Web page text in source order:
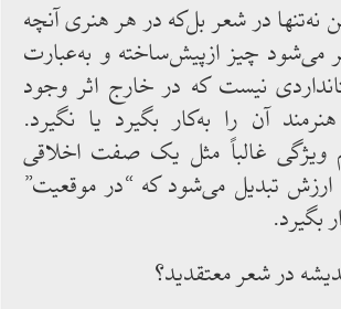
نه‌تنها در شعر بل‌که در هر هنری آنچه
می‌شود چیز از‌پیش‌ساخته و به‌عبارت‌
نیست که ‌در خارج اثر وجود
آن را به‌کار بگیرد یا نگیرد.
ویژگی غالباً مثل یک صفت اخلاقی
تبدیل‌ می‌شود که “در موقعیت”
بگیرد.
در شعر معتقدید؟